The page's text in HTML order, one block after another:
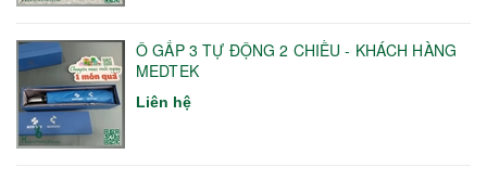
Ô GẤP 3 TỰ ĐỘNG 2 CHIỀU - KHÁCH HÀNG
MEDTEK
Liên hệ